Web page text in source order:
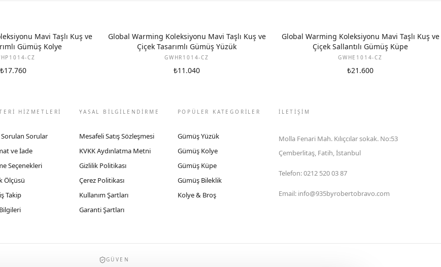
Mavi Taşlı Kuş ve
Gümüş Kolye
CZ
₺17.760
Global Warming Koleksiyonu Mavi Taşlı Kuş ve
Çiçek Tasarımlı Gümüş Yüzük
GWHR1014-CZ
₺11.040
Global Warming Koleksiyonu Mavi Taşlı Kuş ve
Çiçek Sallantılı Gümüş Küpe
GWHE1014-CZ
₺21.600
HİZMETLERİ
Sorulan Sorular
ve İade
Seçenekleri
Ölçüsü
Takip
YASAL BİLGİLENDİRME
Mesafeli Satış Sözleşmesi
KVKK Aydınlatma Metni
Gizlilik Politikası
Çerez Politikası
Kullanım Şartları
Garanti Şartları
POPÜLER KATEGORİLER
Gümüş Yüzük
Gümüş Kolye
Gümüş Küpe
Gümüş Bileklik
Kolye & Broş
İLETIŞIM
Molla Fenari Mah. Kılıçcılar sokak. No:53
Çemberlitaş, Fatih, İstanbul
Telefon:0212 520 03 87
Email: info@935byrobertobravo.com
GÜVEN